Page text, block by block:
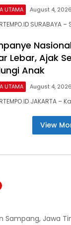
UTAMA August 4, 2026
Lebar, Ajak
Anak
UTAMA August 4, 2026
JAKARTA
View
Sampang, Jawa